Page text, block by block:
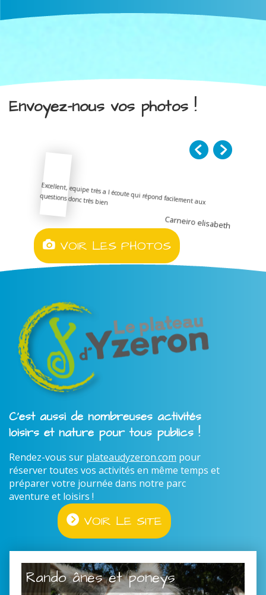
Envoyez-nous vos photos !
Excellent, equipe très a l écoute qui répond facilement aux
questions donc très bien
Carneiro elisabeth
VOIR LES PHOTOS
C'est aussi de nombreuses activités
loisirs et nature pour tous publics !
Rendez-vous sur plateaudyzeron.com pour
réserver toutes vos activités en même temps et
préparer votre journée dans notre parc
aventure et loisirs !
VOIR LE SITE
Rando ânes et poneys